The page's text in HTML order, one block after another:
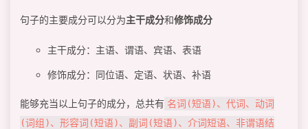
句子的主要成分可以分为主干成分和修饰成分
主干成分：主语、谓语、宾语、表语
修饰成分：同位语、定语、状语、补语
能够充当以上句子的成分，总共有 名词(短语)、代词、动词
(词组)、形容词(短语)、副词(短语)、介词短语、非谓语结